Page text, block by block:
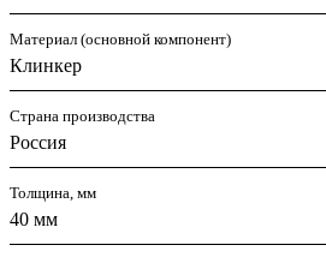
Материал (основной компонент)
Клинкер
Страна производства
Россия
Толщина, мм
40 мм